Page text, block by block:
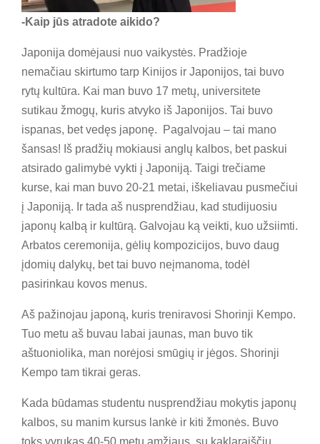
-Kaip jūs atradote aikido?
Japonija domėjausi nuo vaikystės. Pradžioje
nemačiau skirtumo tarp Kinijos ir Japonijos, tai buvo
rytų kultūra. Kai man buvo 17 metų, universitete
sutikau žmogų, kuris atvyko iš Japonijos. Tai buvo
ispanas, bet vedęs japonę. Pagalvojau – tai mano
šansas! Iš pradžių mokiausi anglų kalbos, bet paskui
atsirado galimybė vykti į Japoniją. Taigi trečiame
kurse, kai man buvo 20-21 metai, iškeliavau pusmečiui
į Japoniją. Ir tada aš nusprendžiau, kad studijuosiu
japonų kalbą ir kultūrą. Galvojau ką veikti, kuo užsiimti.
Arbatos ceremonija, gėlių kompozicijos, buvo daug
įdomių dalykų, bet tai buvo neįmanoma, todėl
pasirinkau kovos menus.
Aš pažinojau japoną, kuris treniravosi Shorinji Kempo.
Tuo metu aš buvau labai jaunas, man buvo tik
aštuoniolika, man norėjosi smūgių ir jėgos. Shorinji
Kempo tam tikrai geras.
Kada būdamas studentu nusprendžiau mokytis japonų
kalbos, su manim kursus lankė ir kiti žmonės. Buvo
toks vyrukas 40-50 metų amžiaus, su kaklaraiščiu,